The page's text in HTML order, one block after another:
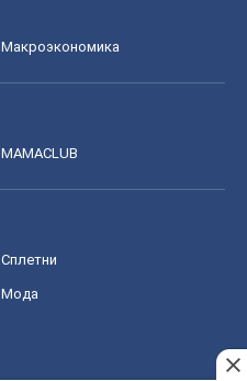
Mакроэкономика
MAMACLUB
Сплетни
Мода